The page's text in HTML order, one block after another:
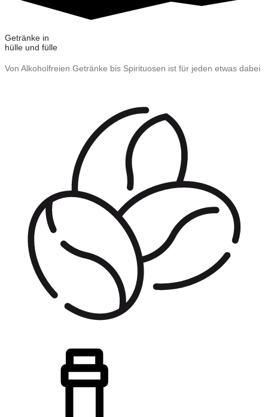
Getränke in
hülle und fülle
Von Alkoholfreien Getränke bis Spirituosen ist für jeden etwas dabei